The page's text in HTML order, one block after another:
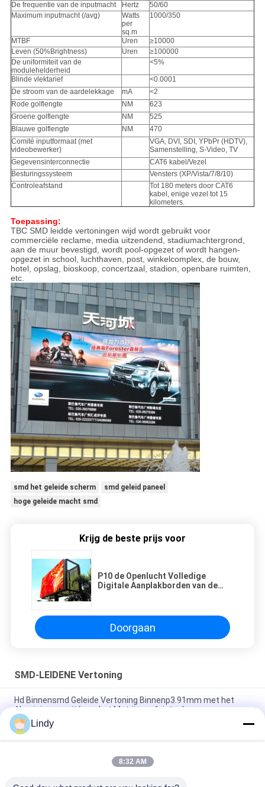
De frequentie van de inputmacht
Hertz
50/60
Maximum inputmacht (/avg)
Watts
per
sq.m
1000/350
MTBF Uren
≥10000
Leven (50%Brightness)
Uren
≥100000
De uniformiteit van de
modulehelderheid
<5%
Blinde vlektarief
<0.0001
De stroom van de aardelekkage
mA
<2
Rode golflengte
NM
623
Groene golflengte
NM
525
Blauwe golflengte
NM
470
Comité inputformaat (met
videobewerker)
VGA, DVI, SDI, YPbPr (HDTV),
Samenstelling, S-Video, TV
Gegevensinterconnectie
CAT6 kabel/Vezel
Besturingssysteem
Vensters (XP/Vista/7/8/10)
Controleafstand
Tot 180 meters door CAT6
kabel, enige vezel tot 15
kilometers.
Toepassing:
TBC SMD leidde vertoningen wijd wordt gebruikt voor
commerciële reclame, media uitzendend, stadiumachtergrond,
aan de muur bevestigd, wordt pool-opgezet of wordt hangen-
opgezet in school, luchthaven, post, winkelcomplex, de bouw,
hotel, opslag, bioskoop, concertzaal, stadion, openbare ruimten,
etc.
smd het geleide scherm
smd geleid paneel
hoge geleide macht smd
Krijg de beste prijs voor
P10 de Openlucht Volledige
Digitale Aanplakborden van de
Doorgaan
SMD-LEIDENE Vertoning
Hd Binnensmd Geleide Vertoning Binnenp3.91mm met het
Aluminiumcomité van het Matrijzenafgietsel
Binnen Uiterst dunne Geleide het Schermachtergrond van
Smd Stadium met 4.81mm Pixel
P5 het Comité van de Aluminium installeert de Smd Geleide
Lindy
8:32 AM